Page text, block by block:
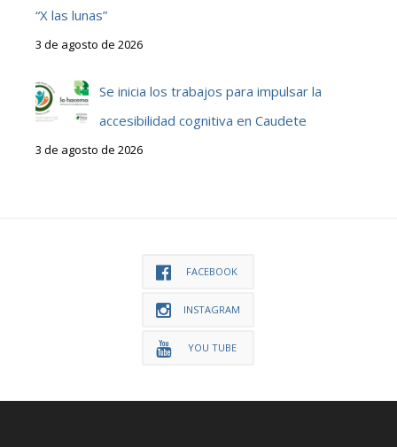
“X las lunas”
3 de agosto de 2026
Se inicia los trabajos para impulsar la
accesibilidad cognitiva en Caudete
3 de agosto de 2026
FACEBOOK
INSTAGRAM
YOU TUBE